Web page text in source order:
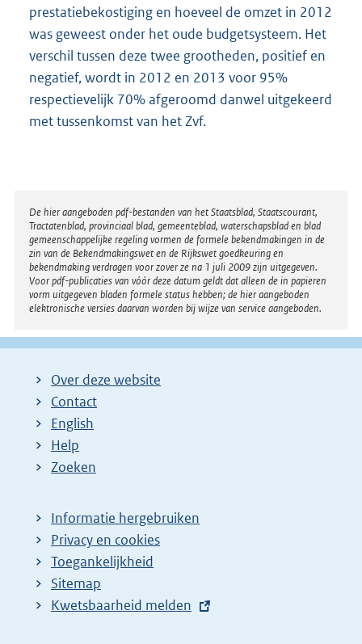
prestatiebekostiging en hoeveel de omzet in 2012
was geweest onder het oude budgetsysteem. Het
verschil tussen deze twee grootheden, positief en
negatief, wordt in 2012 en 2013 voor 95%
respectievelijk 70% afgeroomd danwel uitgekeerd
met tussenkomst van het Zvf.
Disclaimer
De hier aangeboden pdf-bestanden van het Staatsblad, Staatscourant,
Tractatenblad, provinciaal blad, gemeenteblad, waterschapsblad en blad
gemeenschappelijke regeling vormen de formele bekendmakingen in de
zin van de Bekendmakingswet en de Rijkswet goedkeuring en
bekendmaking verdragen voor zover ze na 1 juli 2009 zijn uitgegeven.
Voor pdf-publicaties van vóór deze datum geldt dat alleen de in papieren
vorm uitgegeven bladen formele status hebben; de hier aangeboden
elektronische versies daarvan worden bij wijze van service aangeboden.
Over deze website
Contact
English
Help
Zoeken
Informatie hergebruiken
Privacy en cookies
Toegankelijkheid
Sitemap
E
Kwetsbaarheid melden